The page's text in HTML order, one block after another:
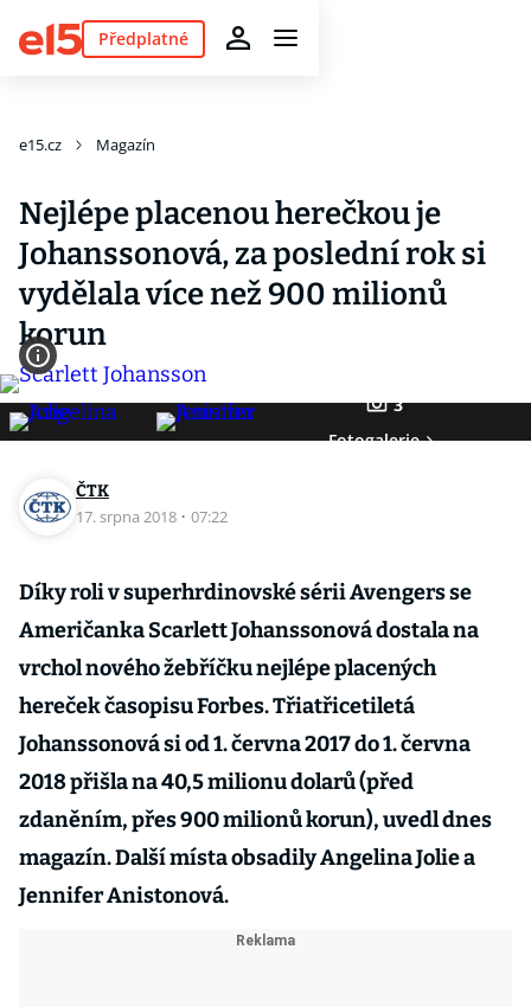
Předplatné
e15.cz Magazín
Nejlépe placenou herečkou je
Johanssonová, za poslední rok si
vydělala více než 900 milionů
korun
3
Fotogalerie
ČTK
17. srpna 2018 · 07:22
Díky roli v superhrdinovské sérii Avengers se
Američanka Scarlett Johanssonová dostala na
vrchol nového žebříčku nejlépe placených
hereček časopisu Forbes. Třiatřicetiletá
Johanssonová si od 1. června 2017 do 1. června
2018 přišla na 40,5 milionu dolarů (před
zdaněním, přes 900 milionů korun), uvedl dnes
magazín. Další místa obsadily Angelina Jolie a
Jennifer Anistonová.